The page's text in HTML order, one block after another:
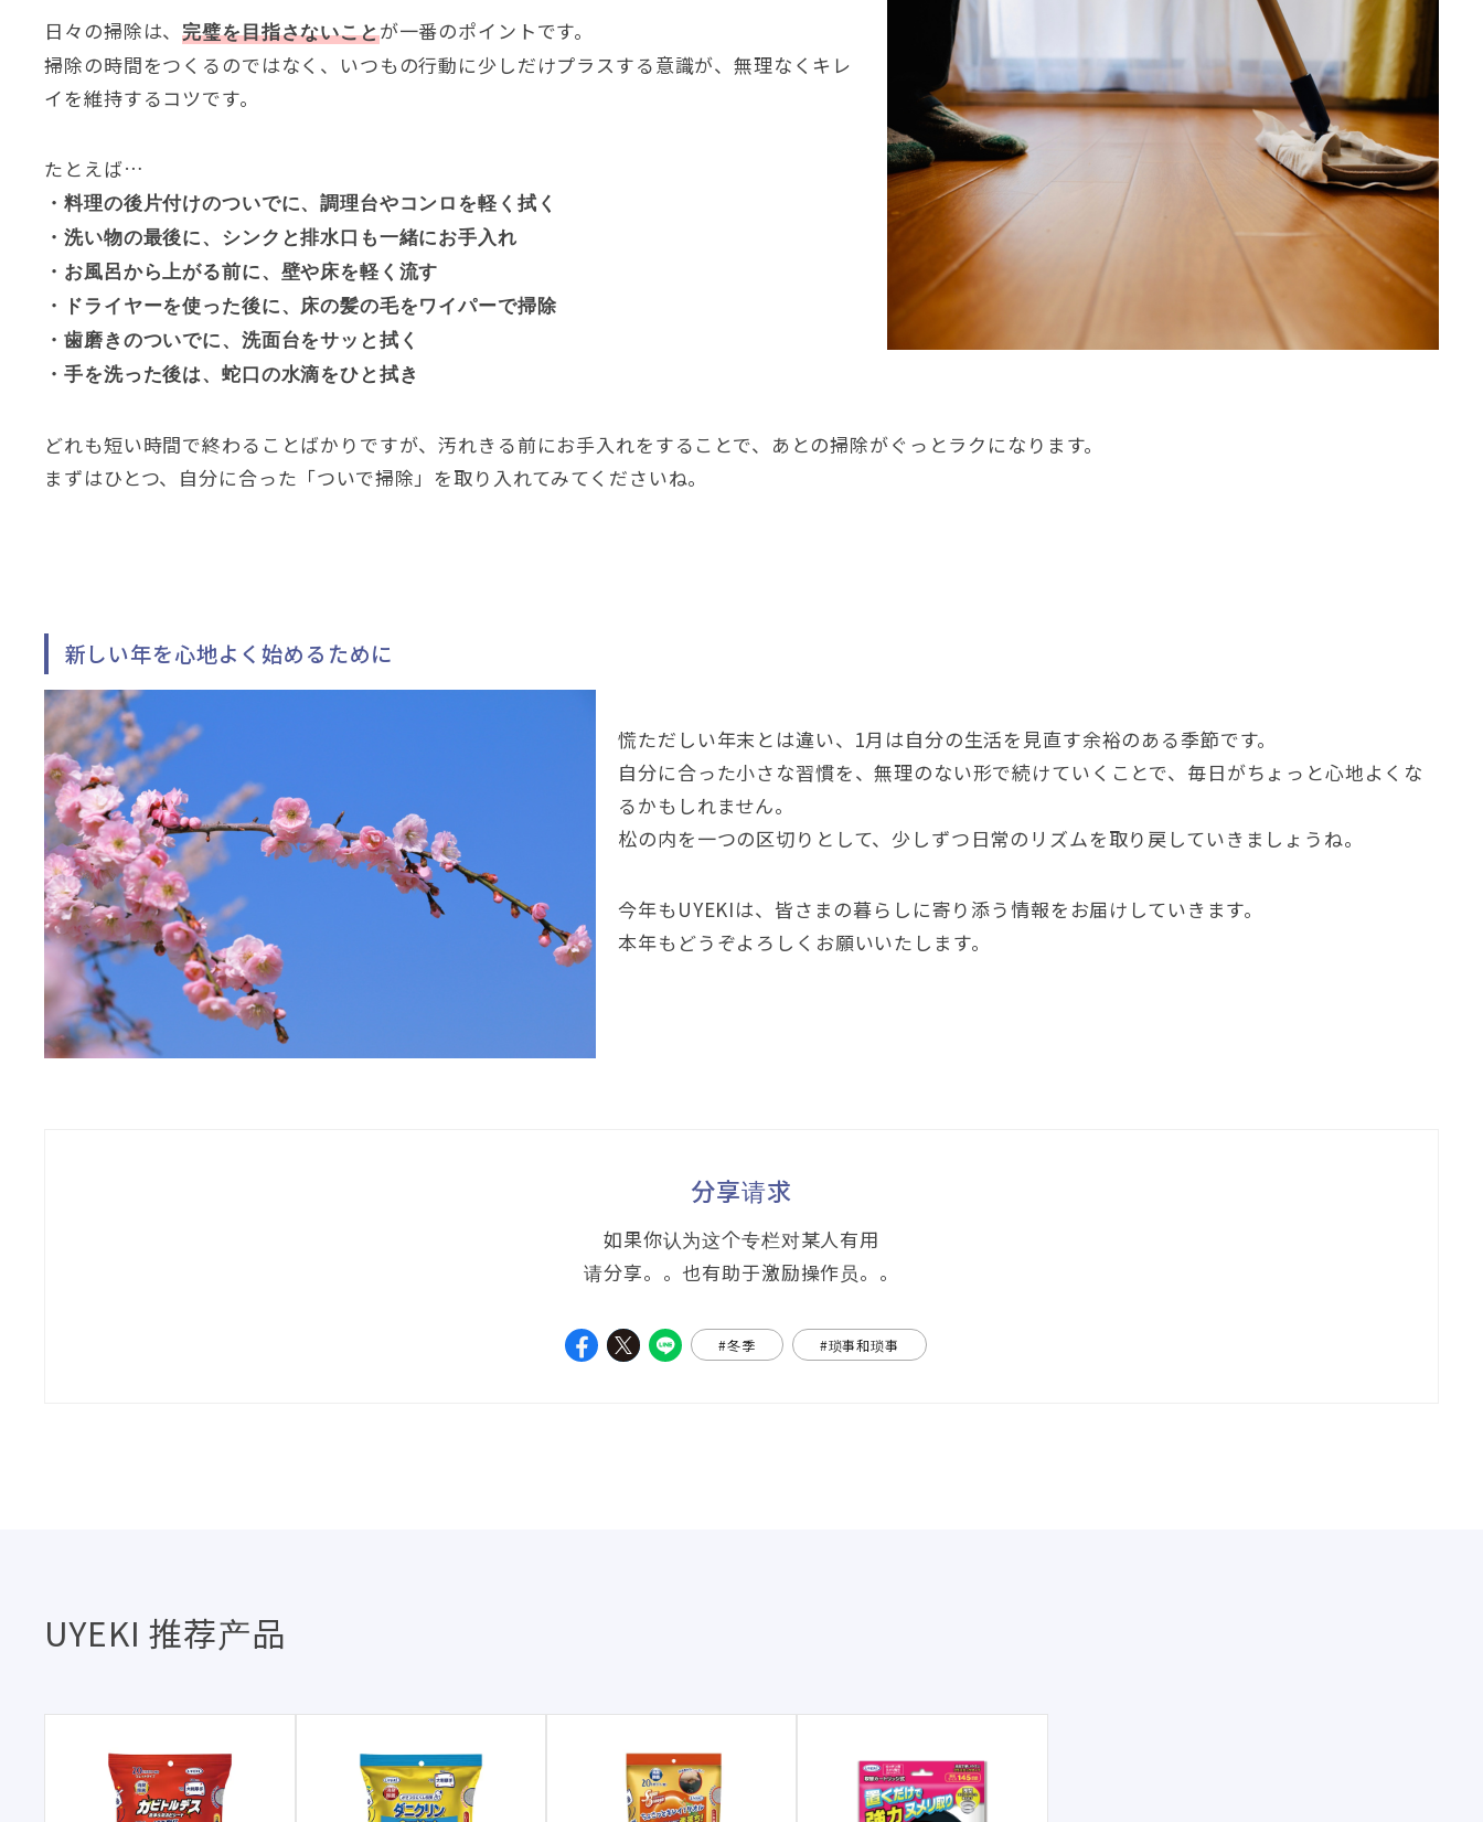
日々の掃除は、完璧を目指さないことが一番のポイントです。
掃除の時間をつくるのではなく 、 いつもの行動に少しだけプラスする意識が、無理なくキレ
イを維持するコツです。
たとえば…
・料理の後片付けのついでに、調理台やコンロを軽く拭く
・洗い物の最後に、 シンクと排水口も一緒にお手入れ
・お風呂から上がる前に、 壁や床を軽く流す
・ドライヤーを使った後に、 床の髪の毛をワイパーで掃除
・歯磨きのついでに、 洗面台をサッと拭く
・手を洗った後は、 蛇口の水滴をひと拭き
どれも短い時間で終わることばかりですが、汚れきる前にお手入れをすることで、 あとの掃除がぐっとラクになります。
まずはひとつ、 自分に合った「ついで掃除」を取り入れてみてくださいね。
新しい年を心地よく始めるために
慌ただしい年末とは違い、1月は自分の生活を見直す余裕のある季節です。
自分に合った小さな習慣を、無理のない形で続けていくことで、 毎日がちょっと心地よくな
るかもしれません。
松の内を一つの区切りとして、 少しずつ日常のリズムを取り戻していきましょうね。
今年もUYEKIは、 皆さまの暮らしに寄り添う情報をお届けしていきます。
本年もどうぞよろしくお願いいたします。
分享请求
如果你认为这个专栏对某人有用
请分享。。也有助于激励操作员。。
#冬季 #琐事和琐事
UYEKI 推荐产品